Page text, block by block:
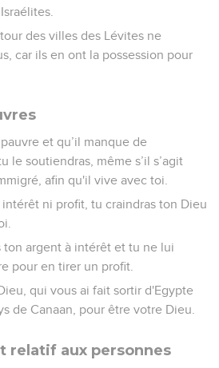
des villes des Lévites ne
car ils en ont la possession pour
et qu’il manque de
le soutiendras, même s’il s’agit
afin qu'il vive avec toi.
ni profit, tu craindras ton Dieu
ton argent à intérêt et tu ne lui
pour en tirer un profit.
qui vous ai fait sortir d'Egypte
de Canaan, pour être votre Dieu.
relatif aux personnes